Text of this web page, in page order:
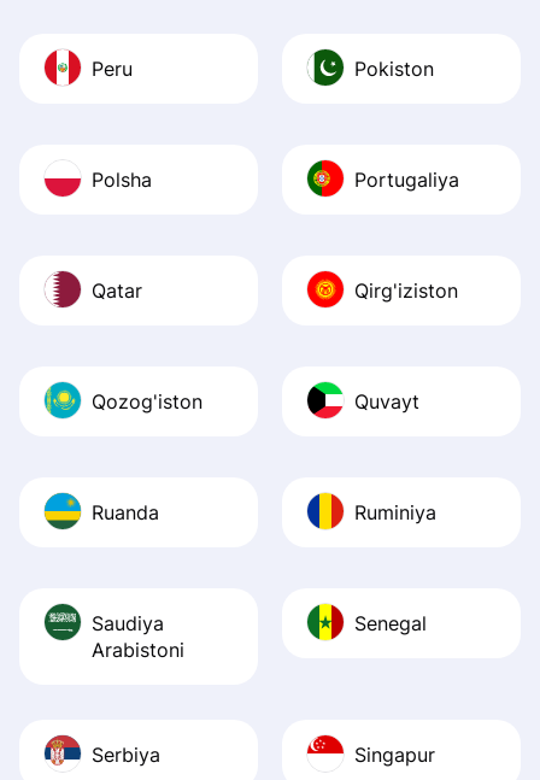
Peru Pokiston
Polsha Portugaliya
Qatar Qirg'iziston
Qozog'iston Quvayt
Ruanda Ruminiya
Saudiya
Arabistoni
Senegal
Serbiya Singapur